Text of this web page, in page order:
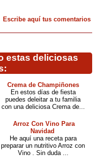
Escribe aquí tus comentarios
estas deliciosas
Crema de Champiñones
En estos días de fiesta
puedes deleitar a tu familia
con una deliciosa Crema de...
Arroz Con Vino Para
Navidad
He aquí una receta para
preparar un nutritivo Arroz con
Vino . Sin duda ...